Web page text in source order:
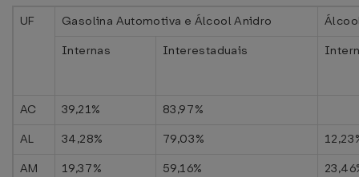
UF Gasolina Automotiva e Álcool Anidro
Internas
Interestaduais
AC 39,21%
83,97%
AL
34,28% 79,03%
AM
19,37% 59,16%